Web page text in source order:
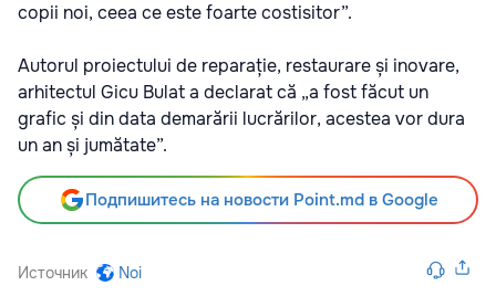
copii noi, ceea ce este foarte costisitor”.
Autorul proiectului de reparație, restaurare și inovare,
arhitectul Gicu Bulat a declarat că „a fost făcut un
grafic și din data demarării lucrărilor, acestea vor dura
un an și jumătate”.
Подпишитесь на новости Point.md в Google
Источник Noi